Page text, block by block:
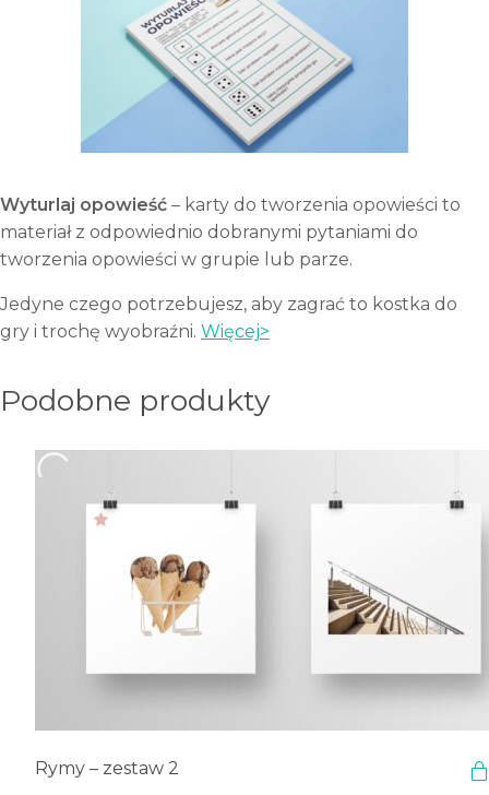
Wyturlaj opowieść – karty do tworzenia opowieści to
materiał z odpowiednio dobranymi pytaniami do
tworzenia opowieści w grupie lub parze.
Jedyne czego potrzebujesz, aby zagrać to kostka do
gry i trochę wyobraźni. Więcej>
Podobne produkty
Rymy – zestaw 2